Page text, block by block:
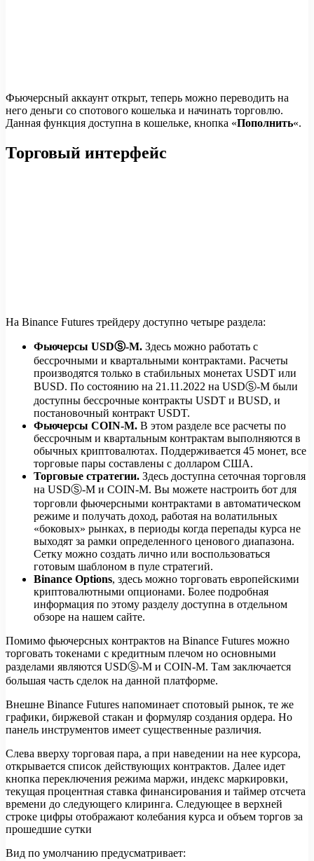
Фьючерсный аккаунт открыт, теперь можно переводить на
него деньги со спотового кошелька и начинать торговлю.
Данная функция доступна в кошельке, кнопка «Пополнить«.
Торговый интерфейс
На Binance Futures трейдеру доступно четыре раздела:
Фьючерсы USDⓈ-M. Здесь можно работать с
бессрочными и квартальными контрактами. Расчеты
производятся только в стабильных монетах USDT или
BUSD. По состоянию на 21.11.2022 на USDⓈ-M были
доступны бессрочные контракты USDT и BUSD, и
постановочный контракт USDT.
Фьючерсы COIN-M. В этом разделе все расчеты по
бессрочным и квартальным контрактам выполняются в
обычных криптовалютах. Поддерживается 45 монет, все
торговые пары составлены с долларом США.
Торговые стратегии. Здесь доступна сеточная торговля
на USDⓈ-M и COIN-M. Вы можете настроить бот для
торговли фьючерсными контрактами в автоматическом
режиме и получать доход, работая на волатильных
«боковых» рынках, в периоды когда перепады курса не
выходят за рамки определенного ценового диапазона.
Сетку можно создать лично или воспользоваться
готовым шаблоном в пуле стратегий.
Binance Options, здесь можно торговать европейскими
криптовалютными опционами. Более подробная
информация по этому разделу доступна в отдельном
обзоре на нашем сайте.
Помимо фьючерсных контрактов на Binance Futures можно
торговать токенами с кредитным плечом но основными
разделами являются USDⓈ-M и COIN-M. Там заключается
большая часть сделок на данной платформе.
Внешне Binance Futures напоминает спотовый рынок, те же
графики, биржевой стакан и формуляр создания ордера. Но
панель инструментов имеет существенные различия.
Слева вверху торговая пара, а при наведении на нее курсора,
открывается список действующих контрактов. Далее идет
кнопка переключения режима маржи, индекс маркировки,
текущая процентная ставка финансирования и таймер отсчета
времени до следующего клиринга. Следующее в верхней
строке цифры отображают колебания курса и объем торгов за
прошедшие сутки
Вид по умолчанию предусматривает: